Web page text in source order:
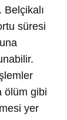
süresi
ölüm gibi
yer